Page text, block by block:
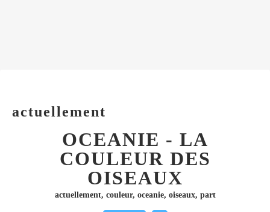
actuellement
OCEANIE - LA
COULEUR DES
OISEAUX
actuellement, couleur, oceanie, oiseaux, part